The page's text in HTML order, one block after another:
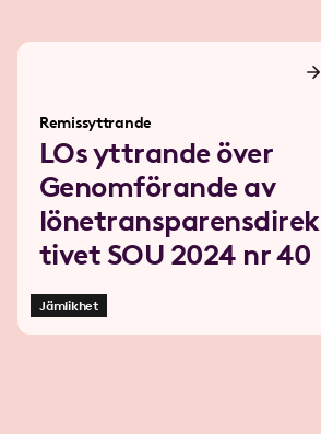
Remissyttrande
LOs yttrande över
Genomförande av
lönetransparensdirek
tivet SOU 2024 nr 40
Jämlikhet